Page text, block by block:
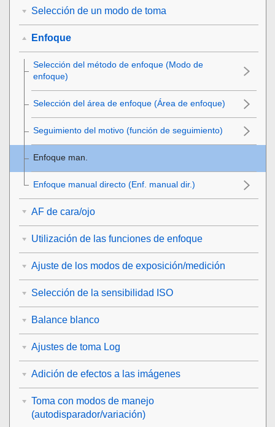
Selección de un modo de toma
Enfoque
Selección del método de enfoque (Modo de
enfoque)
Selección del área de enfoque (Área de enfoque)
Seguimiento del motivo (función de seguimiento)
Enfoque man.
Enfoque manual directo (Enf. manual dir.)
AF de cara/ojo
Utilización de las funciones de enfoque
Ajuste de los modos de exposición/medición
Selección de la sensibilidad ISO
Balance blanco
Ajustes de toma Log
Adición de efectos a las imágenes
Toma con modos de manejo
(autodisparador/variación)